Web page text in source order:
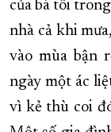
của bà tôi
nhà cả khi
vào mùa bận
ngày một ác
vì kẻ thù coi